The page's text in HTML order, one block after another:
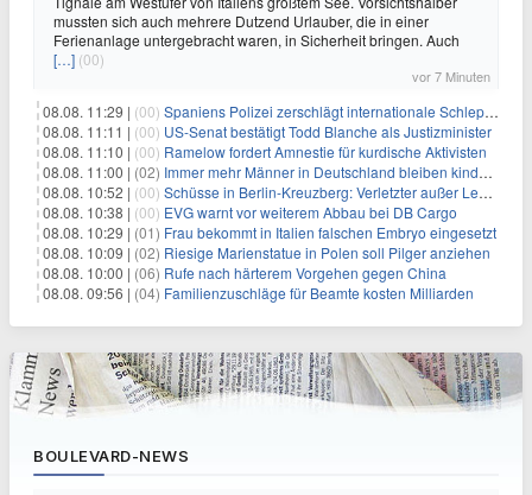
mussten sich auch mehrere Dutzend Urlauber, die in einer
Ferienanlage untergebracht waren, in Sicherheit bringen. Auch
[…] (00)
vor 7 Minuten
08.08. 11:29 | (00) Spaniens Polizei zerschlägt internationale Schlepperbande
08.08. 11:11 | (00) US-Senat bestätigt Todd Blanche als Justizminister
08.08. 11:10 | (00) Ramelow fordert Amnestie für kurdische Aktivisten
08.08. 11:00 | (02) Immer mehr Männer in Deutschland bleiben kinderlos
08.08. 10:52 | (00) Schüsse in Berlin-Kreuzberg: Verletzter außer Lebensgefahr
08.08. 10:38 | (00) EVG warnt vor weiterem Abbau bei DB Cargo
08.08. 10:29 | (01) Frau bekommt in Italien falschen Embryo eingesetzt
08.08. 10:09 | (02) Riesige Marienstatue in Polen soll Pilger anziehen
08.08. 10:00 | (06) Rufe nach härterem Vorgehen gegen China
08.08. 09:56 | (04) Familienzuschläge für Beamte kosten Milliarden
BOULEVARD-NEWS